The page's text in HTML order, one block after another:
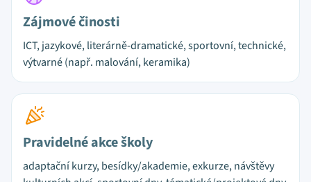
Zájmové činosti
ICT, jazykové, literárně-dramatické, sportovní, technické,
výtvarné (např. malování, keramika)
Pravidelné akce školy
adaptační kurzy, besídky/akademie, exkurze, návštěvy